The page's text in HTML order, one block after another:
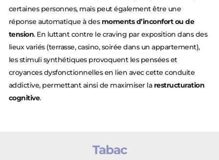
certaines personnes, mais peut également être une
réponse automatique à des moments d’inconfort ou de
tension. En luttant contre le craving par exposition dans des
lieux variés (terrasse, casino, soirée dans un appartement),
les stimuli synthétiques provoquent les pensées et
croyances dysfonctionnelles en lien avec cette conduite
addictive, permettant ainsi de maximiser la restructuration
cognitive.
Tabac